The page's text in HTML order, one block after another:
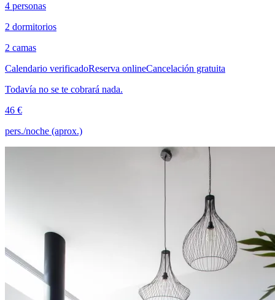
4 personas
2 dormitorios
2 camas
Calendario verificadoReserva onlineCancelación gratuita
Todavía no se te cobrará nada.
46 €
pers./noche (aprox.)